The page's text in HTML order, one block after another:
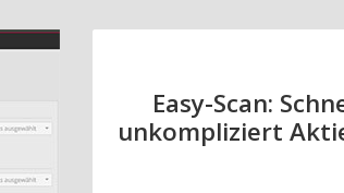
Easy-Scan:
unkompliziert